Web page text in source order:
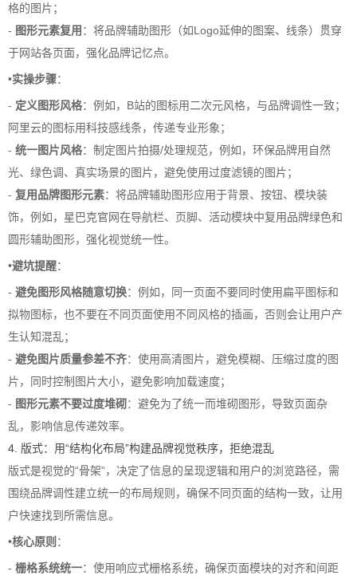
格的图片；
- 图形元素复用 ：将品牌辅助图形（如Logo延伸的图案、线条）贯穿
于网站各页面，强化品牌记忆点。
•实操步骤：
- 定义图形风格：例如，B站的图标用二次元风格，与品牌调性一致；
阿里云的图标用科技感线条，传递专业形象；
- 统一图片风格：制定图片拍摄/处理规范，例如，环保品牌用自然
光、绿色调、真实场景的图片，避免使用过度滤镜的图片；
- 复用品牌图形元素：将品牌辅助图形应用于背景、按钮、模块装
饰，例如，星巴克官网在导航栏、页脚、活动模块中复用品牌绿色和
圆形辅助图形，强化视觉统一性。
•避坑提醒：
- 避免图形风格随意切换：例如，同一页面不要同时使用扁平图标和
拟物图标，也不要在不同页面使用不同风格的插画，否则会让用户产
生认知混乱；
- 避免图片质量参差不齐：使用高清图片，避免模糊、压缩过度的图
片，同时控制图片大小，避免影响加载速度；
- 图形元素不要过度堆砌：避免为了统一而堆砌图形，导致页面杂
乱，影响信息传递效率。
4. 版式：用“结构化布局”构建品牌视觉秩序，拒绝混乱
版式是视觉的“骨架”，决定了信息的呈现逻辑和用户的浏览路径，需
围绕品牌调性建立统一的布局规则，确保不同页面的结构一致，让用
户快速找到所需信息。
•核心原则 ：
- 栅格系统统一：使用响应式栅格系统，确保页面模块的对齐和间距